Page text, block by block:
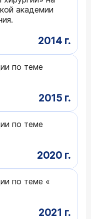
академии
2014 г.
по теме
2015 г.
по теме
2020 г.
по теме «
2021 г.